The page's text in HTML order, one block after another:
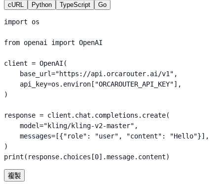
cURL Python TypeScript Go
import os
from openai import OpenAI
client = OpenAI(
    base_url="https://api.orcarouter.ai/v1",
    api_key=os.environ["ORCAROUTER_API_KEY"],
)
response = client.chat.completions.create(
    model="kling/kling-v2-master",
    messages=[{"role": "user", "content": "Hello"}],
)
print(response.choices[0].message.content)
複製